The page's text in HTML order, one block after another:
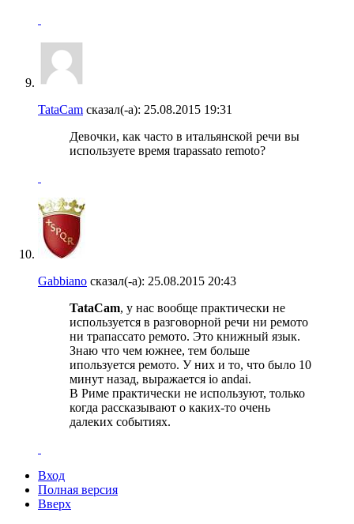
TataCam сказал(-а): 25.08.2015 19:31
Девочки, как часто в итальянской речи вы
используете время trapassato remoto?
Gabbiano сказал(-а): 25.08.2015 20:43
TataCam, у нас вообще практически не
используется в разговорной речи ни ремото
ни трапассато ремото. Это книжный язык.
Знаю что чем южнее, тем больше
ипользуется ремото. У них и то, что было 10
минут назад, выражается io andai.
В Риме практически не используют, только
когда рассказывают о каких-то очень
далеких событиях.
Вход
Полная версия
Вверх